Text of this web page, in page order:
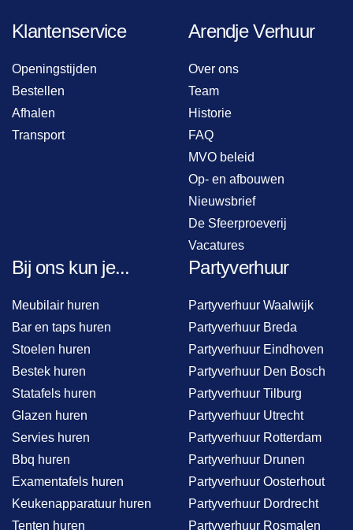
Klantenservice
Openingstijden
Bestellen
Afhalen
Transport
Arendje Verhuur
Over ons
Team
Historie
FAQ
MVO beleid
Op- en afbouwen
Nieuwsbrief
De Sfeerproeverij
Vacatures
Bij ons kun je...
Meubilair huren
Bar en taps huren
Stoelen huren
Bestek huren
Statafels huren
Glazen huren
Servies huren
Bbq huren
Examentafels huren
Keukenapparatuur huren
Tenten huren
Partyverhuur
Partyverhuur Waalwijk
Partyverhuur Breda
Partyverhuur Eindhoven
Partyverhuur Den Bosch
Partyverhuur Tilburg
Partyverhuur Utrecht
Partyverhuur Rotterdam
Partyverhuur Drunen
Partyverhuur Oosterhout
Partyverhuur Dordrecht
Partyverhuur Rosmalen